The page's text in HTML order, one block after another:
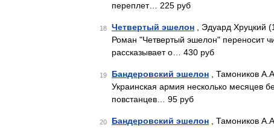
переплет… 225 руб
18 Четвертый эшелон , Эдуард Хруцкий
Роман "Четвертый эшелон" переносит
рассказывает о… 430 руб
19 Бандеровский эшелон , Тамоников
Украинская армия несколько месяцев
повстанцев… 95 руб
20 Бандеровский эшелон , Тамоников